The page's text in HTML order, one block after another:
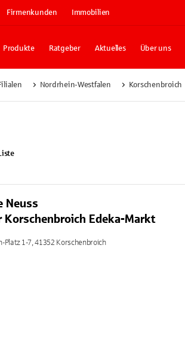
Firmenkunden Immobilien
Produkte Ratgeber Aktuelles Über uns
Nordrhein-Westfalen Korschenbroich
Neuss
Korschenbroich Edeka-Markt
Platz 1-7, 41352 Korschenbroich